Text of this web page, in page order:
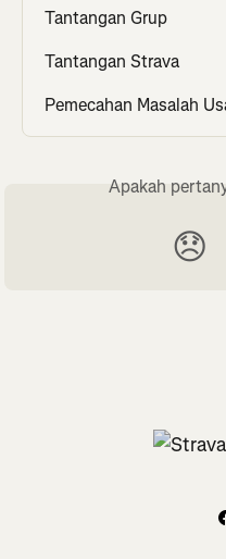
Tantangan Grup
Tantangan Strava
Pemecahan Masalah
Apakah
😞